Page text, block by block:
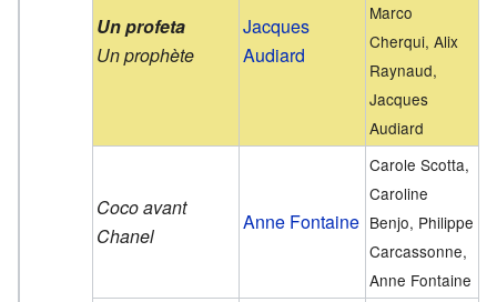
Un profeta
Un prophète
Jacques
Audiard
Marco
Cherqui, Alix
Raynaud,
Jacques
Audiard
Coco avant
Chanel
Anne Fontaine
Carole Scotta,
Caroline
Benjo, Philippe
Carcassonne,
Anne Fontaine